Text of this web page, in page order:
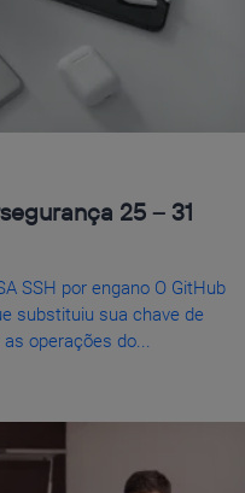
25 – 31
SSH por engano O GitHub
substituiu sua chave de
operações do...